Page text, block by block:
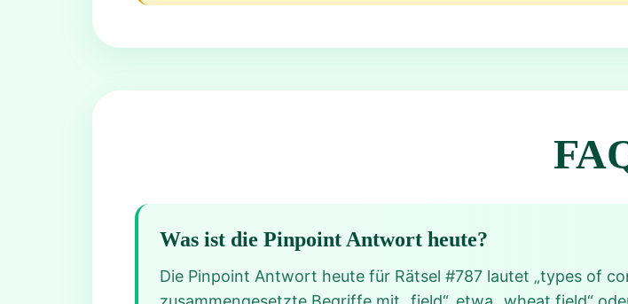
Was ist die Pinpoint Antwort heute?
Die Pinpoint Antwort heute für Rätsel #787 lautet „types of